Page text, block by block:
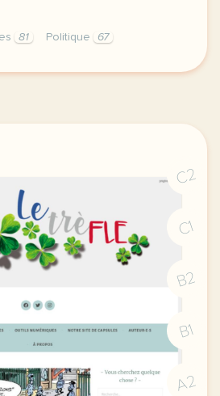
81 Politique 67
la journee internationale de la
C2
C1
B2
B1
A2